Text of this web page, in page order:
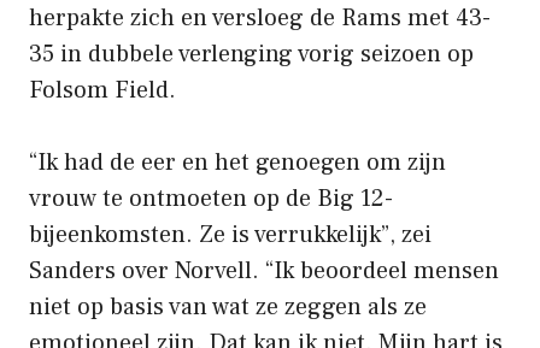
herpakte zich en versloeg de Rams met 43-
35 in dubbele verlenging vorig seizoen op
Folsom Field.
“Ik had de eer en het genoegen om zijn
vrouw te ontmoeten op de Big 12-
bijeenkomsten. Ze is verrukkelijk”, zei
Sanders over Norvell. “Ik beoordeel mensen
niet op basis van wat ze zeggen als ze